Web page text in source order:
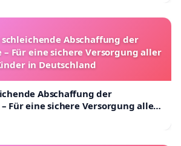
Abschaffung der
Für eine sichere Versorgung aller
in Deutschland
Abschaffung der
Für eine sichere Versorgung aller